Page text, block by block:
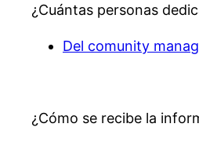
¿Cuántas personas
Del comunity
¿Cómo se recibe la